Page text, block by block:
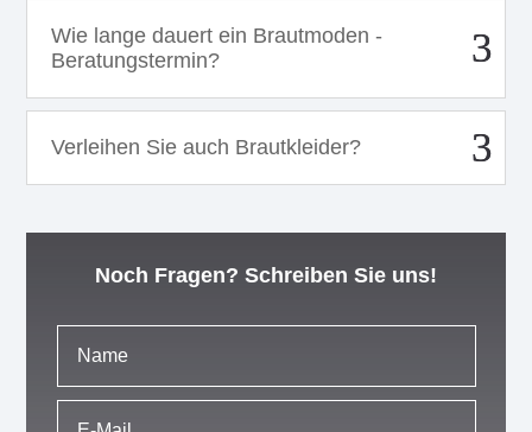
Wie lange dauert ein Brautmoden -
Beratungstermin?
Verleihen Sie auch Brautkleider?
Noch Fragen? Schreiben Sie uns!